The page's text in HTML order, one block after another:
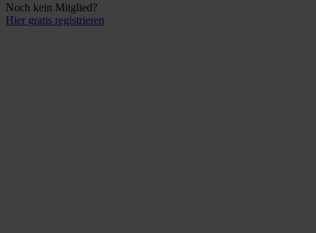
Noch kein Mitglied?
Hier gratis registrieren